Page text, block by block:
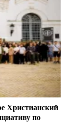
Христианский
по